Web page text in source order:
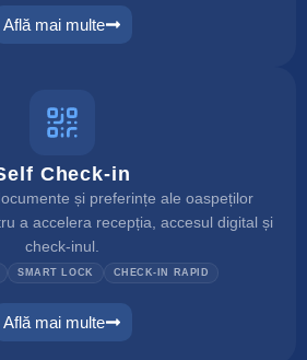
Află mai multe
website builder
Check-in
și preferințe ale oaspeților
a accelera recepția, accesul digital și
check-inul.
SMART LOCK CHECK-IN RAPID
Află mai multe
self check in